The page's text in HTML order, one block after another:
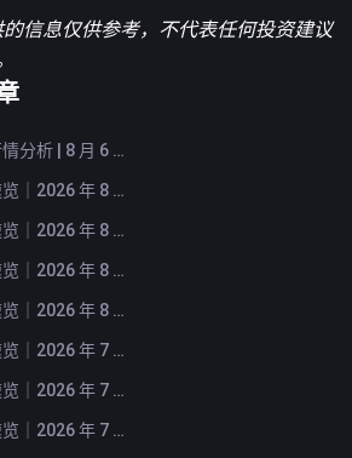
信息仅供参考，不代表任何投资建议
FameEX 加密货币行情分析 | 8 月 6 日, 2026
FameEX 今日新闻速览｜2026 年 8 月 6 日
FameEX 今日新闻速览｜2026 年 8 月 5 日
FameEX 今日新闻速览｜2026 年 8 月 4 日
FameEX 今日新闻速览｜2026 年 8 月 3 日
FameEX 今日新闻速览｜2026 年 7 月 31 日
FameEX 今日新闻速览｜2026 年 7 月 30 日
FameEX 今日新闻速览｜2026 年 7 月 29 日